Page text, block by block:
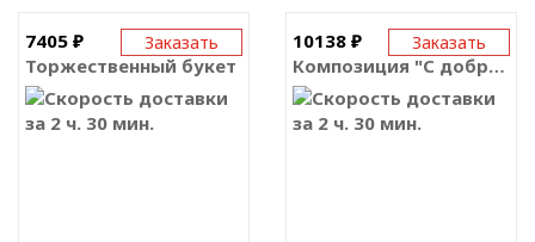
Заказать
10138 ₽
Композиция "С добротой к тебе"
за 2 ч. 30 мин.
Заказать
7405 ₽
Торжественный букет
за 2 ч. 30 мин.